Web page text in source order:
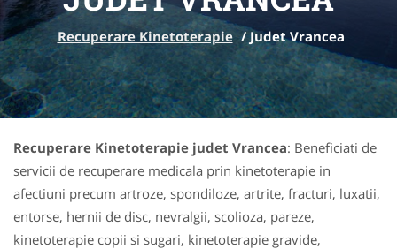
Recuperare Kinetoterapie / Judet Vrancea
Recuperare Kinetoterapie judet Vrancea: Beneficiati de
servicii de recuperare medicala prin kinetoterapie in
afectiuni precum artroze, spondiloze, artrite, fracturi, luxatii,
entorse, hernii de disc, nevralgii, scolioza, pareze,
kinetoterapie copii si sugari, kinetoterapie gravide,